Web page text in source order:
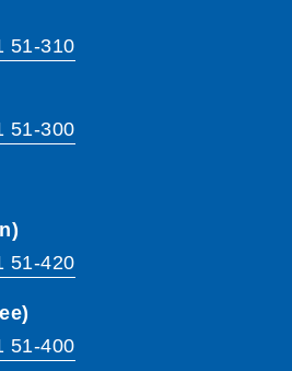
51-310
51-300
51-420
51-400